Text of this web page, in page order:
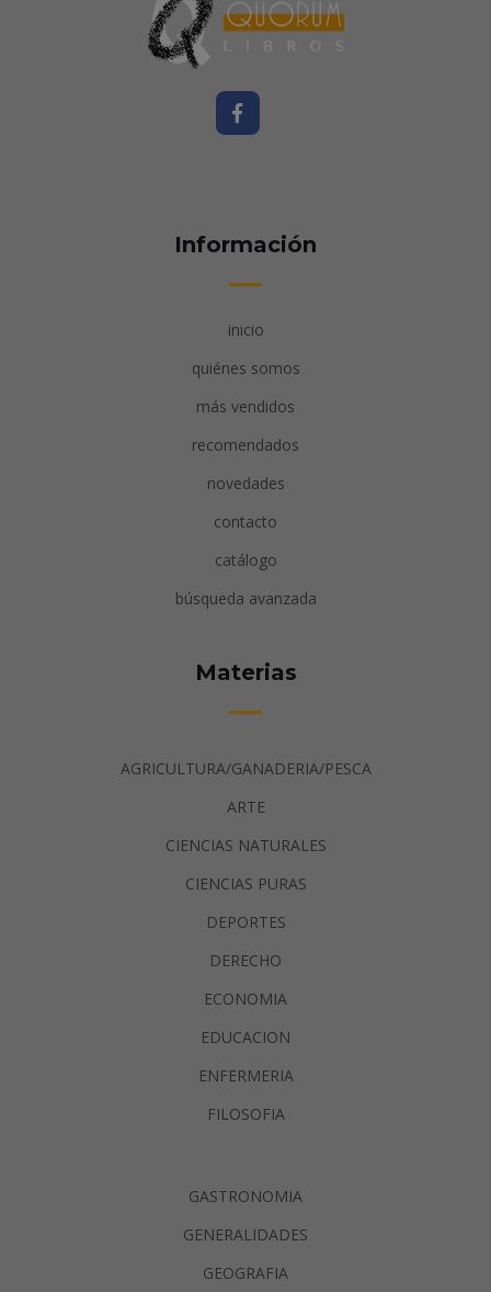
Información
inicio
quiénes somos
más vendidos
recomendados
novedades
contacto
catálogo
búsqueda avanzada
Materias
AGRICULTURA/GANADERIA/PESCA
ARTE
CIENCIAS NATURALES
CIENCIAS PURAS
DEPORTES
DERECHO
ECONOMIA
EDUCACION
ENFERMERIA
FILOSOFIA
GASTRONOMIA
GENERALIDADES
GEOGRAFIA